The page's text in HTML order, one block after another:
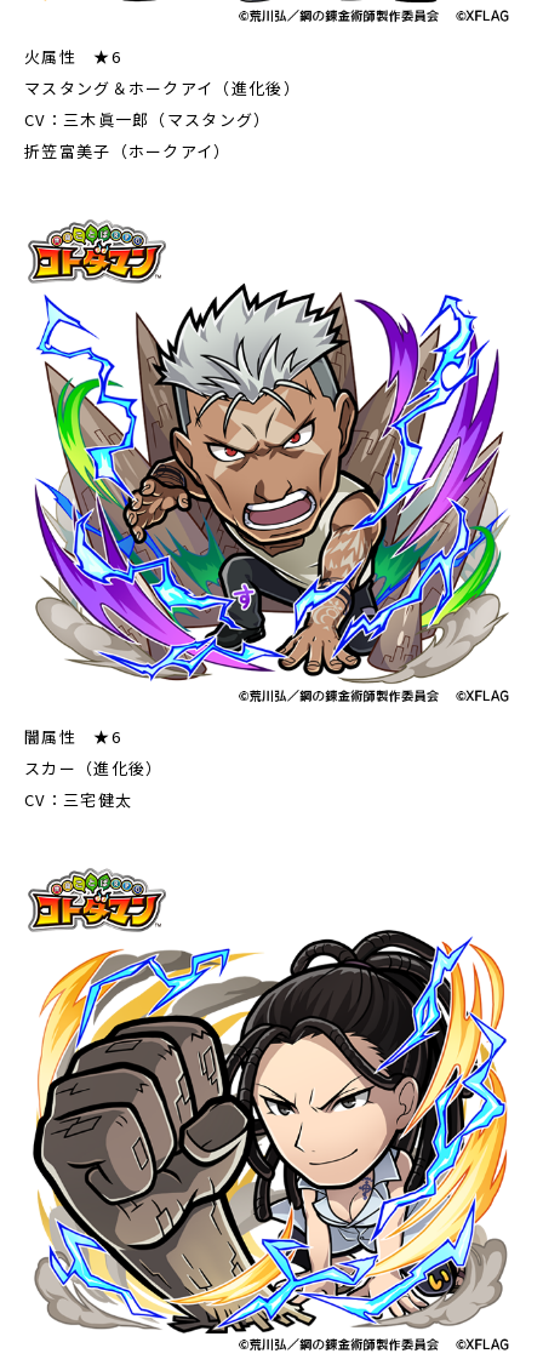
火属性 ★6
マスタング＆ホークアイ（進化後）
CV：三木眞一郎（マスタング）
折笠富美子（ホークアイ）
闇属性 ★6
スカー（進化後）
CV：三宅健太